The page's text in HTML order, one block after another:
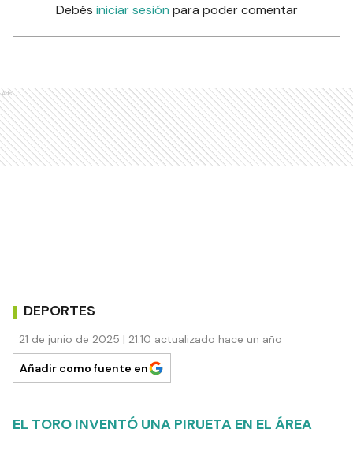
Debés iniciar sesión para poder comentar
Ads
DEPORTES
21 de junio de 2025 | 21:10 actualizado hace un año
Añadir como fuente en
EL TORO INVENTÓ UNA PIRUETA EN EL ÁREA